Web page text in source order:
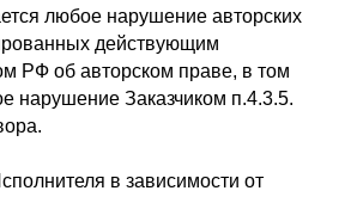
любое нарушение авторских
действующим
РФ об авторском праве, в том
нарушение Заказчиком п.4.3.5.
в зависимости от